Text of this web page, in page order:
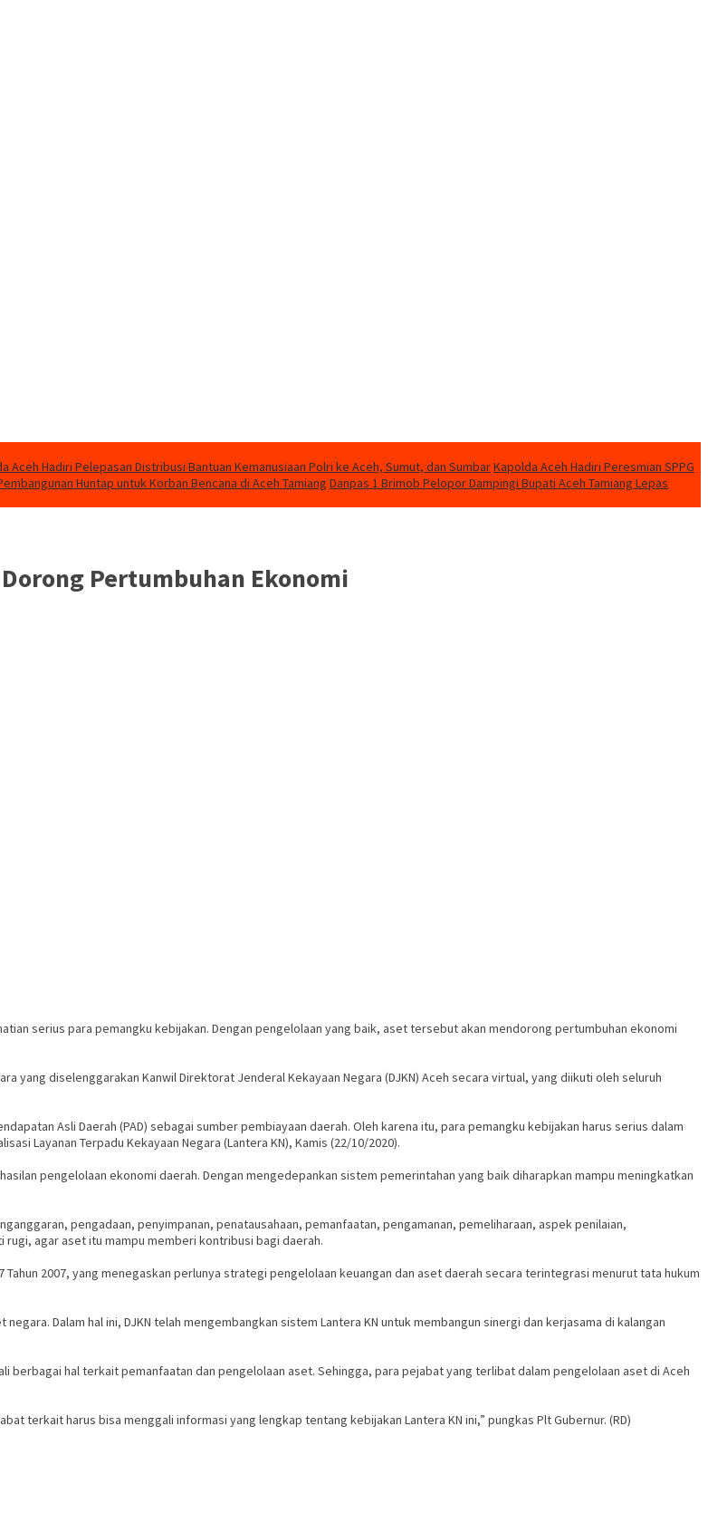
Aceh Hadiri Pelepasan Distribusi Bantuan Kemanusiaan Polri ke Aceh, Sumut, dan SumbarKapolda Aceh Hadiri Peresmian SPPG
Huntap untuk Korban Bencana di Aceh Tamiang Danpas 1 Brimob Pelopor Dampingi Bupati Aceh Tamiang Lepas
Pertumbuhan Ekonomi
serius para pemangku kebijakan. Dengan pengelolaan yang baik, aset tersebut akan mendorong pertumbuhan ekonomi
yang diselenggarakan Kanwil Direktorat Jenderal Kekayaan Negara (DJKN) Aceh secara virtual, yang diikuti oleh seluruh
Asli Daerah (PAD) sebagai sumber pembiayaan daerah. Oleh karena itu, para pemangku kebijakan harus serius dalam
Layanan Terpadu Kekayaan Negara (Lantera KN), Kamis (22/10/2020).
pengelolaan ekonomi daerah. Dengan mengedepankan sistem pemerintahan yang baik diharapkan mampu meningkatkan
pengadaan, penyimpanan, penatausahaan, pemanfaatan, pengamanan, pemeliharaan, aspek penilaian,
agar aset itu mampu memberi kontribusi bagi daerah.
2007, yang menegaskan perlunya strategi pengelolaan keuangan dan aset daerah secara terintegrasi menurut tata hukum
Dalam hal ini, DJKN telah mengembangkan sistem Lantera KN untuk membangun sinergi dan kerjasama di kalangan
berbagai hal terkait pemanfaatan dan pengelolaan aset. Sehingga, para pejabat yang terlibat dalam pengelolaan aset di Aceh
terkait harus bisa menggali informasi yang lengkap tentang kebijakan Lantera KN ini,” pungkas Plt Gubernur. (RD)